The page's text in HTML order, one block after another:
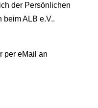
der Persönlichen
beim ALB e.V..
per eMail an